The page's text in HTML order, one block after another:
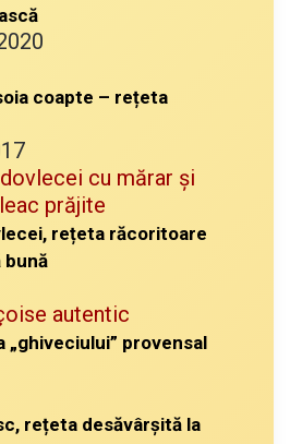
coapte – rețeta
rețeta răcoritoare
bună
„ghiveciului” provensal
rețeta desăvârșită la